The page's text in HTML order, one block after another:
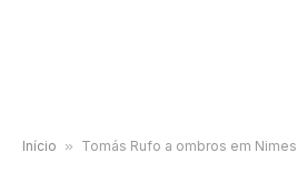
Início » Tomás Rufo a ombros em Nimes